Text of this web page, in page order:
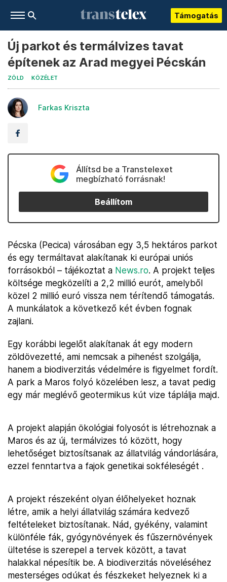
Támogatás
Új parkot és termálvizes tavat
építenek az Arad megyei Pécskán
ZÖLD KÖZÉLET
Farkas Kriszta
Állítsd be a Transtelexet
megbízható forrásnak!
Beállítom
Pécska (Pecica) városában egy 3,5 hektáros parkot
és egy termáltavat alakítanak ki európai uniós
forrásokból – tájékoztat a News.ro. A projekt teljes
költsége megközelíti a 2,2 millió eurót, amelyből
közel 2 millió euró vissza nem térítendő támogatás.
A munkálatok a következő két évben fognak
zajlani.
Egy korábbi legelőt alakítanak át egy modern
zöldövezetté, ami nemcsak a pihenést szolgálja,
hanem a biodiverzitás védelmére is figyelmet fordít.
A park a Maros folyó közelében lesz, a tavat pedig
egy már meglévő geotermikus kút vize táplálja majd.
A projekt alapján ökológiai folyosót is létrehoznak a
Maros és az új, termálvizes tó között, hogy
lehetőséget biztosítsanak az állatvilág vándorlására,
ezzel fenntartva a fajok genetikai sokféleségét .
A projekt részeként olyan élőhelyeket hoznak
létre, amik a helyi állatvilág számára kedvező
feltételeket biztosítanak. Nád, gyékény, valamint
különféle fák, gyógynövények és fűszernövények
ültetése is szerepel a tervek között, a tavat
halakkal népesítik be. A biodiverzitás növeléséhez
mesterséges odúkat és fészkeket helyeznek ki a